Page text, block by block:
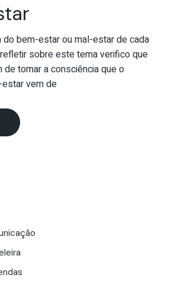
do bem-estar ou mal-estar de cada
sobre este tema verifico que
de tomar a consciência que o
vem de